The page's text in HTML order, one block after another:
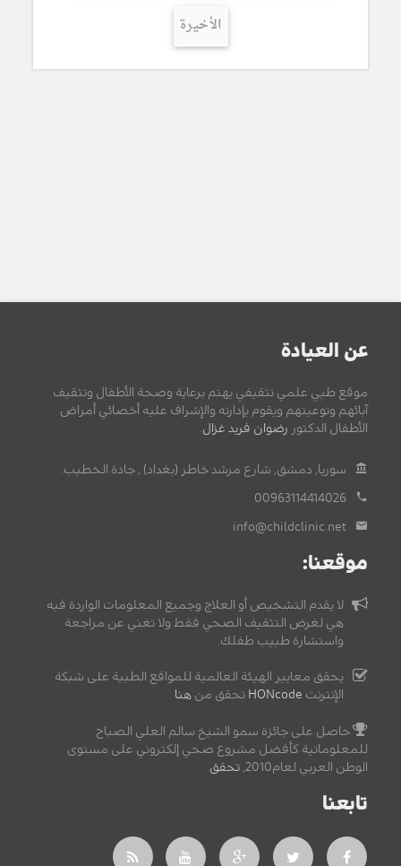
الأخيرة
عن العيادة
موقع طبي علمي تثقيفي يهتم برعاية وصحة الأطفال وتثقيف
آبائهم وتوعيتهم ويقوم بإدارته والإشراف عليه أخصائي أمراض
الأطفال الدكتور رضوان فريد غزال.
سوريا, دمشق, شارع مرشد خاطر (بغداد) , جادة الخطيب.
00963114414026
info@childclinic.net
موقعنا:
لا يقدم التشخيص أو العلاج وجميع المعلومات الواردة فيه
هي لغرض التثقيف الصحي فقط ولا تغني عن مراجعة
واستشارة طبيب طفلك.
يحقق معايير الهيئة العالمية للمواقع الطبية على شبكة
الإنترنت HONcode تحقق من هنا
حاصل على جائزة سمو الشيخ سالم العلي الصباح
للمعلوماتية كأفضل مشروع صحي إلكتروني على مستوى
الوطن العربي لعام2010,
تحقق.
تابعنا